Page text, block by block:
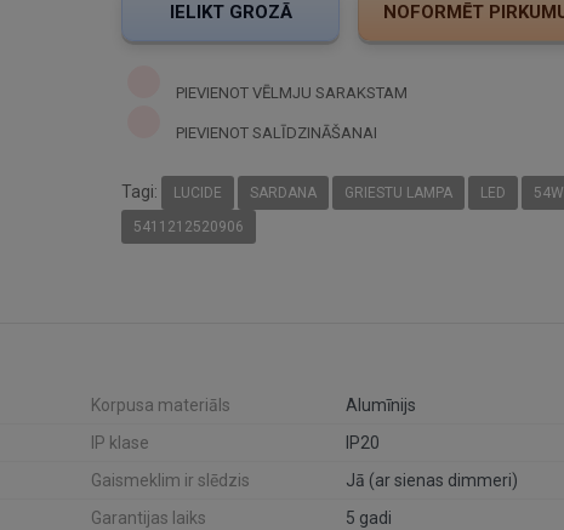
PIEVIENOT VĒLMJU SARAKSTAM
PIEVIENOT SALĪDZINĀŠANAI
Tagi: LUCIDE SARDANA GRIESTU LAMPA LED 54W
5411212520906
Korpusa materiāls
Alumīnijs
IP klase
IP20
Gaismeklim ir slēdzis
Jā (ar sienas dimmeri)
Garantijas laiks
5 gadi